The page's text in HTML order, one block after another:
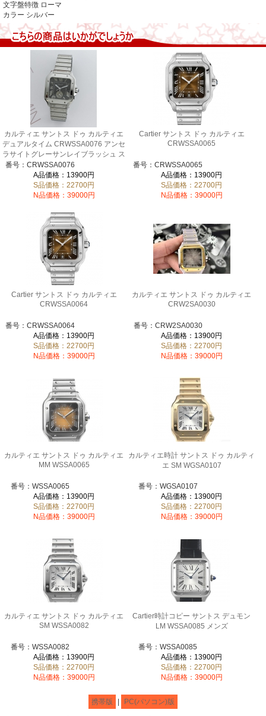
文字盤特徴 ローマ
カラー シルバー
カルティエ サントス ドゥ カルティエ
デュアルタイム CRWSSA0076 アンセ
ラサイトグレーサンレイブラッシュ ス
テンレススチール
番号：CRWSSA0076
A品価格：13900円
S品価格：22700円
N品価格：39000円
Cartier サントス ドゥ カルティエ
CRWSSA0065
番号：CRWSSA0065
A品価格：13900円
S品価格：22700円
N品価格：39000円
Cartier サントス ドゥ カルティエ
CRWSSA0064
番号：CRWSSA0064
A品価格：13900円
S品価格：22700円
N品価格：39000円
カルティエ サントス ドゥ カルティエ
CRW2SA0030
番号：CRW2SA0030
A品価格：13900円
S品価格：22700円
N品価格：39000円
カルティエ サントス ドゥ カルティエ
MM WSSA0065
番号：WSSA0065
A品価格：13900円
S品価格：22700円
N品価格：39000円
カルティエ時計 サントス ドゥ カルティ
エ SM WGSA0107
番号：WGSA0107
A品価格：13900円
S品価格：22700円
N品価格：39000円
カルティエ サントス ドゥ カルティエ
SM WSSA0082
番号：WSSA0082
A品価格：13900円
S品価格：22700円
N品価格：39000円
Cartier時計コピー サントス デュモン
LM WSSA0085 メンズ
番号：WSSA0085
A品価格：13900円
S品価格：22700円
N品価格：39000円
携帯版 PC(パソコン)版